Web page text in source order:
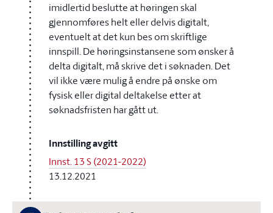
imidlertid beslutte at høringen skal
gjennomføres helt eller delvis digitalt,
eventuelt at det kun bes om skriftlige
innspill. De høringsinstansene som ønsker å
delta digitalt, må skrive det i søknaden. Det
vil ikke være mulig å endre på ønske om
fysisk eller digital deltakelse etter at
søknadsfristen har gått ut.
Innstilling avgitt
Innst. 13 S (2021-2022)
13.12.2021